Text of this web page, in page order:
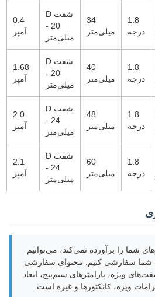
1.8
درجه
34
میلی‌متر
شفت D
- 20
میلی‌متر
0.4
آمپر
1.8
درجه
40
میلی‌متر
شفت D
- 20
میلی‌متر
1.68
آمپر
1.8
درجه
48
میلی‌متر
شفت D
- 24
میلی‌متر
2.0
آمپر
1.8
درجه
60
میلی‌متر
شفت D
- 24
میلی‌متر
2.1
آمپر
شما را برآورده نمی‌کند، می‌توانیم
شما سفارشی کنیم. محتوای سفارشی
ویژه، پارامترهای سیم‌پیچ، ابعاد
ویژه، کانکتورها و غیره است.